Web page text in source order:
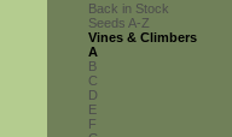
Back in Stock
Seeds A-Z
Vines & Climbers
A
B
C
D
E
F